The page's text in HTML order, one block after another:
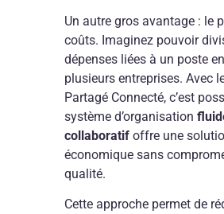
Un autre gros avantage : le
coûts. Imaginez pouvoir
dépenses liées à un poste
plusieurs entreprises. Avec
Partagé Connecté, c’est
système d’organisation
collaboratif offre une
économique sans
qualité.
Cette approche permet de